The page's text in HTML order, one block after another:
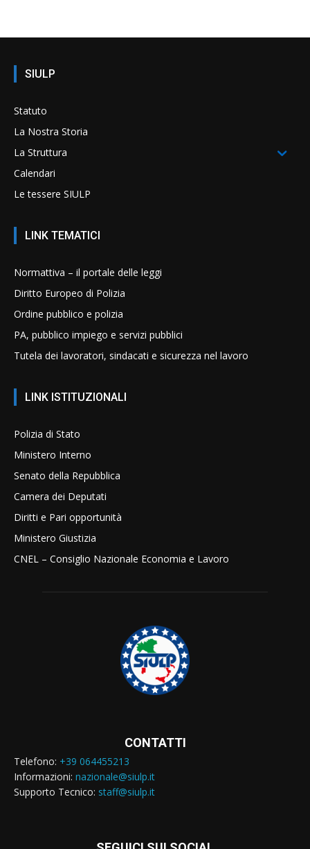
SIULP
Statuto
La Nostra Storia
La Struttura
Calendari
Le tessere SIULP
LINK TEMATICI
Normattiva – il portale delle leggi
Diritto Europeo di Polizia
Ordine pubblico e polizia
PA, pubblico impiego e servizi pubblici
Tutela dei lavoratori, sindacati e sicurezza nel lavoro
LINK ISTITUZIONALI
Polizia di Stato
Ministero Interno
Senato della Repubblica
Camera dei Deputati
Diritti e Pari opportunità
Ministero Giustizia
CNEL – Consiglio Nazionale Economia e Lavoro
CONTATTI
Telefono: +39 064455213
Informazioni: nazionale@siulp.it
Supporto Tecnico: staff@siulp.it